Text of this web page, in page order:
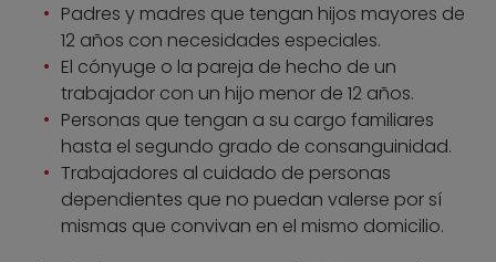
Padres y madres que tengan hijos mayores de
12 años con necesidades especiales.
El cónyuge o la pareja de hecho de un
trabajador con un hijo menor de 12 años.
Personas que tengan a su cargo familiares
hasta el segundo grado de consanguinidad.
Trabajadores al cuidado de personas
dependientes que no puedan valerse por sí
mismas que convivan en el mismo domicilio.